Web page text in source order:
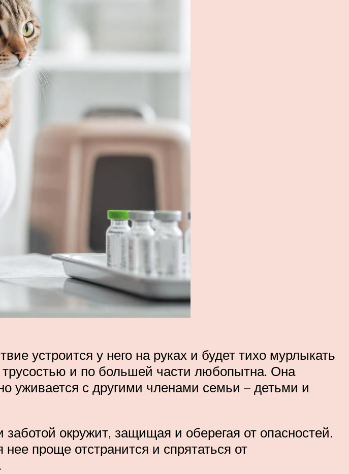
устроится у него на руках и будет тихо мурлыкать
и по большей части любопытна. Она
уживается с другими членами семьи – детьми и
окружит, защищая и оберегая от опасностей.
проще отстранится и спрятаться от